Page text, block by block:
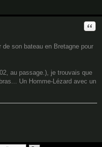
Quote
son bateau en Bretagne pour
au passage.), je trouvais que
Un Homme-Lézard avec un